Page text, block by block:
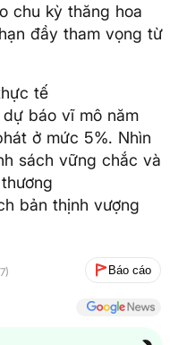
chu kỳ thăng hoa
đầy tham vọng từ
tế
báo vĩ mô năm
ở mức 5%. Nhìn
sách vững chắc và
bản thịnh vượng
Báo cáo